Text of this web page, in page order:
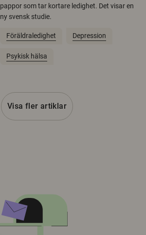
pappor som tar kortare ledighet. Det visar en
ny svensk studie.
Föräldraledighet Depression
Psykisk hälsa
Visa fler artiklar